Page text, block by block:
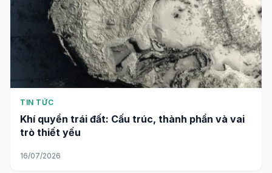
TIN TỨC
Khí quyển trái đất: Cấu trúc, thành phần và vai
trò thiết yếu
16/07/2026